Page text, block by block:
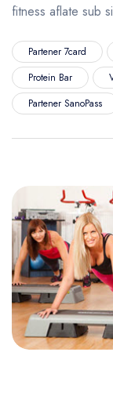
fitness aflate sub
Partener 7card
Protein Bar
Partener SanoPass